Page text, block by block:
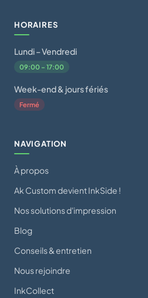
HORAIRES
Lundi – Vendredi
09:00 – 17:00
Week-end & jours fériés
Fermé
NAVIGATION
À propos
Ak Custom devient InkSide !
Nos solutions d'impression
Blog
Conseils & entretien
Nous rejoindre
InkCollect